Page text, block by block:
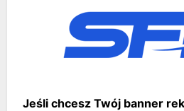
Jeśli chcesz Twój banner